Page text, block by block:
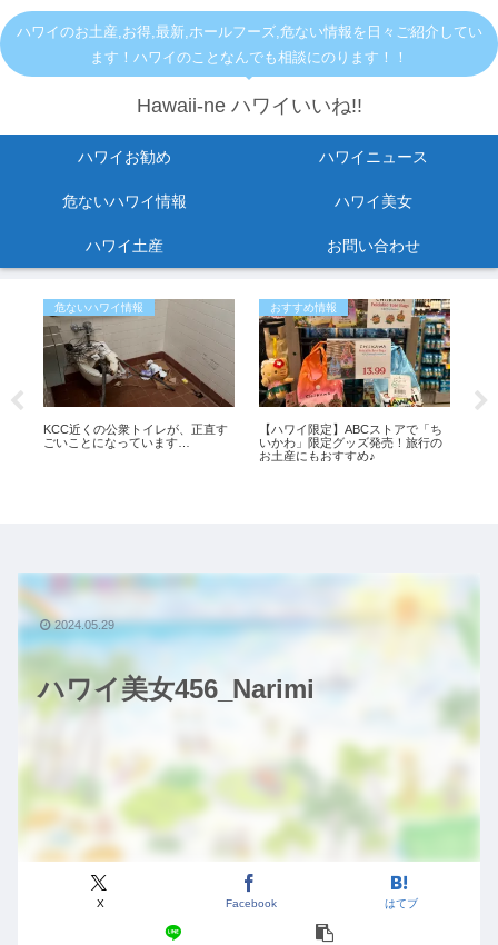
ハワイのお土産,お得,最新,ホールフーズ,危ない情報を日々ご紹介してい
ます！ハワイのことなんでも相談にのります！！
Hawaii-ne ハワイいいね!!
ハワイお勧め ハワイニュース
危ないハワイ情報 ハワイ美女
ハワイ土産 お問い合わせ
危ないハワイ情報
KCC近くの公衆トイレが、正直す
ごいことになっています…
おすすめ情報
【ハワイ限定】ABCストアで「ち
いかわ」限定グッズ発売！旅行の
お土産にもおすすめ♪
ハワイ美女456_Narimi
X Facebook はてブ
2024.05.29